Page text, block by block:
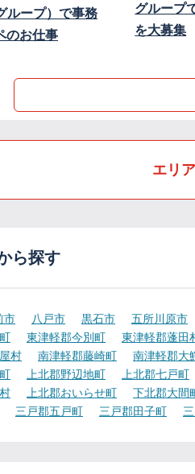
ループ）で事務
のお仕事
グループ
を大募集
エリ
ら探す
市 八戸市 黒石市 五所川原市
東津軽郡今別町 東津軽郡蓬田
村
南津軽郡藤崎町 南津軽郡大
上北郡野辺地町 上北郡七戸町
上北郡おいらせ町 下北郡大間
三戸郡五戸町 三戸郡田子町